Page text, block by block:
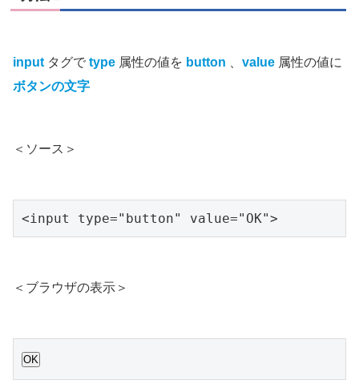
input タグで type 属性の値を button value 属性の値に
ボタンの文字
＜ソース＞
<input type="button" value="OK">
＜ブラウザの表示＞